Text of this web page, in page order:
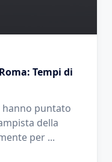
Tempi di
puntato
della
per ...